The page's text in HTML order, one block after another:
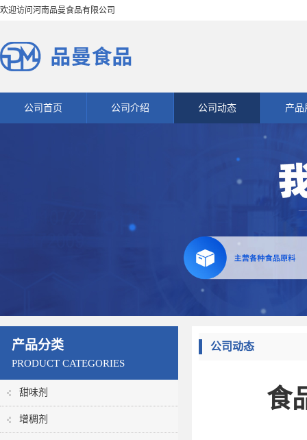
欢迎访问河南品曼食品有限公司
公司首页 公司介绍 公司动态 产品
产品分类
PRODUCT CATEGORIES
甜味剂
增稠剂
公司动态
食